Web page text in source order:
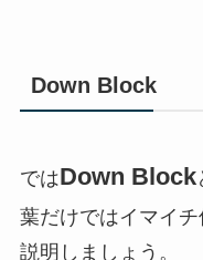
Down Block
ではDown Block
葉だけではイマイ
説明しましょう。